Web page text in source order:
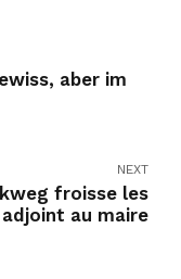
aber im
NEXT
froisse les
au maire